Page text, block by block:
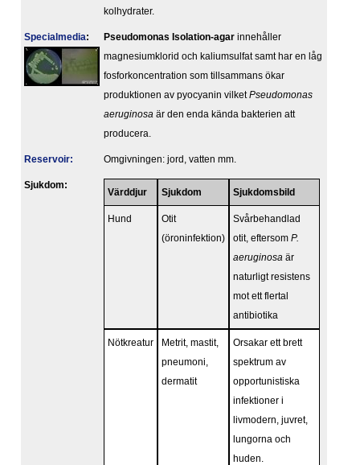
kolhydrater.
Specialmedia: Pseudomonas Isolation-agar innehåller
magnesiumklorid och kaliumsulfat samt har en låg
fosforkoncentration som tillsammans ökar
produktionen av pyocyanin vilketPseudomonas
aeruginosa är den enda kända bakterien att
producera.
Reservoir: Omgivningen: jord, vatten mm.
Sjukdom:
Värddjur Sjukdom Sjukdomsbild
Hund
Otit
(öroninfektion)
Svårbehandlad
otit, eftersom P.
aeruginosa är
naturligt resistens
mot ett flertal
antibiotika
Nötkreatur
Metrit, mastit,
pneumoni,
dermatit
Orsakar ett brett
spektrum av
opportunistiska
infektioner i
livmodern, juvret,
lungorna och
huden.